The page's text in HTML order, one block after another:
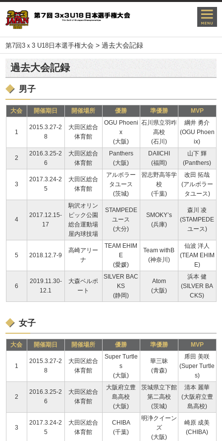
第7回3ｘ3 U18日本選手権大会 >過去大会記録
過去大会記録
男子
大会 開催期日 開催場所 優勝 準優勝 MVP
1
2015.3.27-2
8
大田区総合
体育館
OGU Phoeni
x
(大阪)
石川県立羽咋
高校
(石川)
綱井 勇介
(OGU Phoen
ix)
2
2016.3.25-2
6
大田区総合
体育館
Panthers
(大阪)
DAIICHI
(福岡)
山下 輝
(Panthers)
3
2017.3.24-2
5
大田区総合
体育館
アルボラー
タユース
(茨城)
習志野高等学
校
(千葉)
改田 拓哉
(アルボラー
タユース)
4
2017.12.15-
17
駒沢オリン
ピック公園
総合運動場
屋内球技場
STAMPEDE
ユース
(大分)
SMOKY’s
(兵庫)
森川 凌
(STAMPEDE
ユース)
5 2018.12.7-9
高崎アリー
ナ
TEAM EHIM
E
(愛媛)
Team withB
(神奈川)
仙波 洋人
(TEAM EHIM
E)
6
2019.11.30-
12.1
大森ベルポ
ート
SILVER BAC
KS
(静岡)
Atom
(大阪)
浜本 健
(SILVER BA
CKS)
女子
大会 開催期日 開催場所 優勝 準優勝 MVP
1
2015.3.27-2
8
大田区総合
体育館
Super Turtle
s
(大阪)
華三昧
(青森)
乕田 美咲
(Super Turtle
s)
2
2016.3.25-2
6
大田区総合
体育館
大阪府立豊
島高校
(大阪)
茨城県立下館
第二高校
(茨城)
清本 麗華
(大阪府立豊
島高校)
3
2017.3.24-2
5
大田区総合
体育館
CHIBA
(千葉)
明浄クイーン
ズ
(大阪)
崎原 成美
(CHIBA)